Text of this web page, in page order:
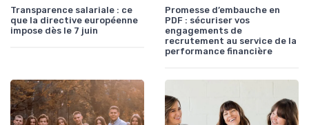
Transparence salariale : ce
que la directive européenne
impose dès le 7 juin
Promesse d’embauche en
PDF : sécuriser vos
engagements de
recrutement au service de la
performance financière